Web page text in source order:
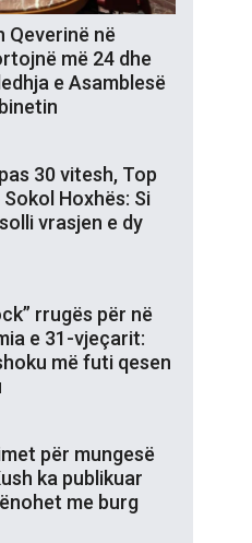
Qeverinë në
më 24 dhe
e Asamblesë
30 vitesh, Top
Hoxhës: Si
vrasjen e dy
rrugës për në
e 31-vjeçarit:
më futi qesen
për mungesë
ka publikuar
me burg